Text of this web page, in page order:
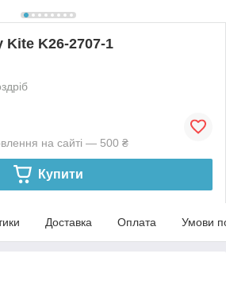
K26-2707-1
на сайті — 500 ₴
Купити
Доставка Оплата Умови